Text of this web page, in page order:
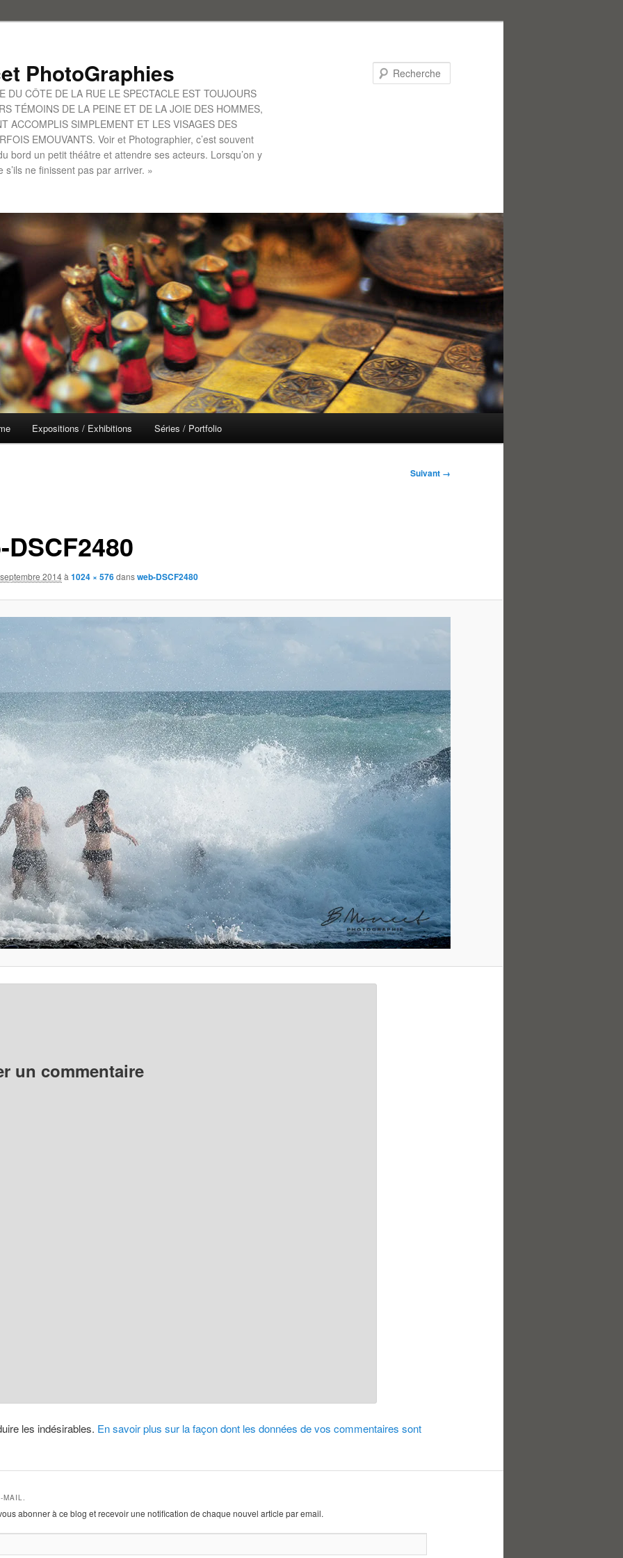
PhotoGraphies
DU CÔTE DE LA RUE LE SPECTACLE EST TOUJOURS
TÉMOINS DE LA PEINE ET DE LA JOIE DES HOMMES,
ACCOMPLIS SIMPLEMENT ET LES VISAGES DES
EMOUVANTS. Voir et Photographier, c’est souvent
bord un petit théâtre et attendre ses acteurs. Lorsqu’on y
ne finissent pas par arriver. »
Expositions / Exhibitions Séries / Portfolio
Suivant →
2014à 1024 × 576dansweb-DSCF2480
un commentaire
les indésirables. En savoir plus sur la façon dont les données de vos commentaires sont
abonner à ce blog et recevoir une notification de chaque nouvel article par email.